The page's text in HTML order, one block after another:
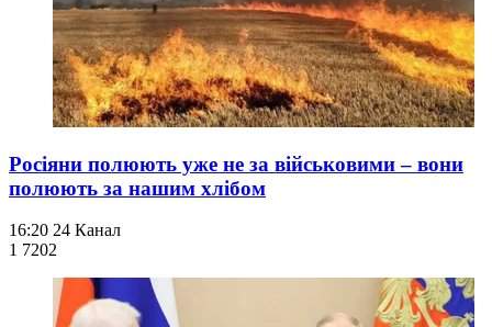
Росіяни полюють уже не за військовими – вони
полюють за нашим хлібом
16:20 24 Канал
1 7202